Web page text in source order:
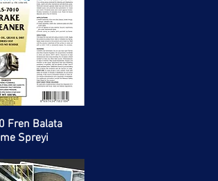
Fren Balata
Spreyi